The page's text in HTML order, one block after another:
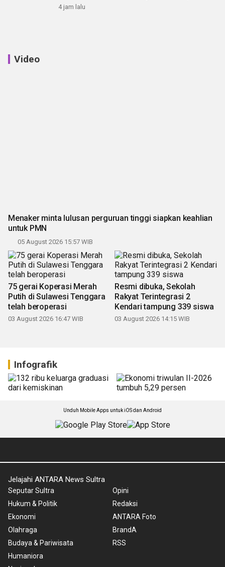
4 jam lalu
Video
Menaker minta lulusan perguruan tinggi siapkan keahlian
untuk PMN
05 August 2026 15:57 WIB
03 August 2026 16:47 WIB